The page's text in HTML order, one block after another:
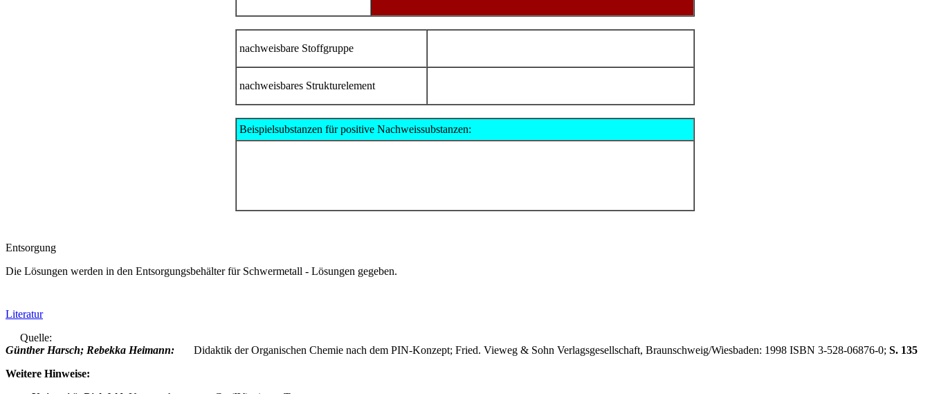
nachweisbare Stoffgruppe
nachweisbares Strukturelement
Beispielsubstanzen für positive Nachweissubstanzen:
Entsorgung
Die Lösungen werden in den Entsorgungsbehälter für Schwermetall - Lösungen gegeben.
Literatur
Quelle:
Günther Harsch; Rebekka Heimann:
Didaktik der Organischen Chemie nach dem PIN-Konzept; Fried. Vieweg & Sohn Verlagsgesellschaft, Braunschweig/Wiesbaden: 1998 ISBN 3-528-06876-0; S. 135
Weitere Hinweise: